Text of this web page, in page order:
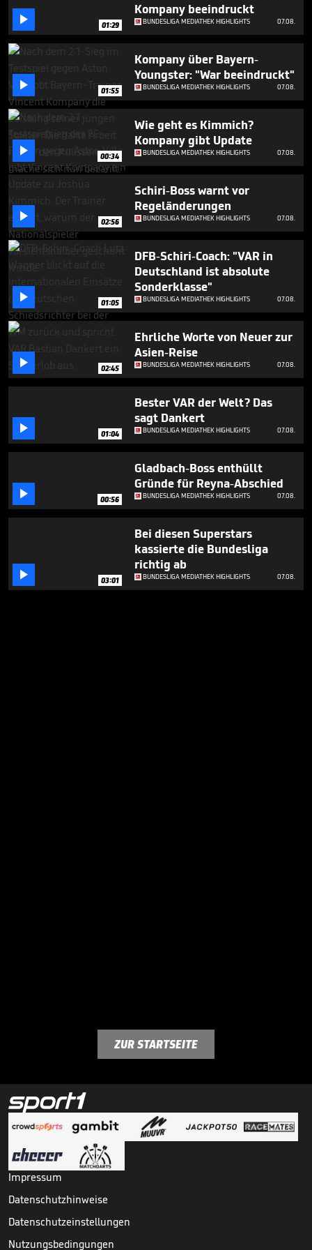
seconds
 01:29
Kompany beeindruckt
BUNDESLIGA MEDIATHEK HIGHLIGHTS 07.08.
 01:55
Kompany über Bayern-
Youngster: "War beeindruckt"
BUNDESLIGA MEDIATHEK HIGHLIGHTS 07.08.
 00:34
Wie geht es Kimmich?
Kompany gibt Update
BUNDESLIGA MEDIATHEK HIGHLIGHTS 07.08.
 02:56
Schiri-Boss warnt vor
Regeländerungen
BUNDESLIGA MEDIATHEK HIGHLIGHTS 07.08.
 01:05
DFB-Schiri-Coach: "VAR in
Deutschland ist absolute
Sonderklasse"
BUNDESLIGA MEDIATHEK HIGHLIGHTS 07.08.
 02:45
Ehrliche Worte von Neuer zur
Asien-Reise
BUNDESLIGA MEDIATHEK HIGHLIGHTS 07.08.
 01:04
Bester VAR der Welt? Das
sagt Dankert
BUNDESLIGA MEDIATHEK HIGHLIGHTS 07.08.
 00:56
Gladbach-Boss enthüllt
Gründe für Reyna-Abschied
BUNDESLIGA MEDIATHEK HIGHLIGHTS 07.08.
 03:01
Bei diesen Superstars
kassierte die Bundesliga
richtig ab
BUNDESLIGA MEDIATHEK HIGHLIGHTS 07.08.
ZUR STARTSEITE
Impressum
Datenschutzhinweise
Datenschutzeinstellungen
Nutzungsbedingungen